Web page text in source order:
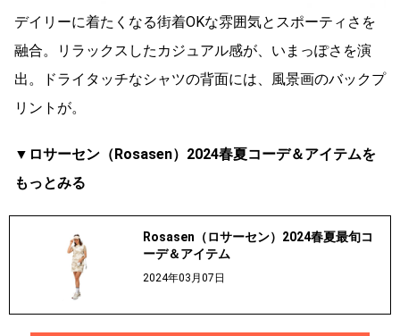
デイリーに着たくなる街着OKな雰囲気とスポーティさを
融合。リラックスしたカジュアル感が、いまっぽさを演
出。ドライタッチなシャツの背面には、風景画のバックプ
リントが。
▼ロサーセン（Rosasen）2024春夏コーデ＆アイテムを
もっとみる
Rosasen（ロサーセン）2024春夏最旬コ
ーデ＆アイテム
2024年03月07日